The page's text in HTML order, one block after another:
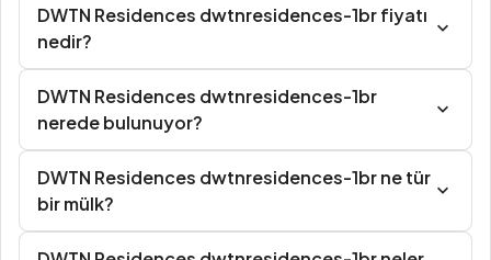
DWTN Residences dwtnresidences-1br fiyatı
nedir?
DWTN Residences dwtnresidences-1br
nerede bulunuyor?
DWTN Residences dwtnresidences-1br ne tür
bir mülk?